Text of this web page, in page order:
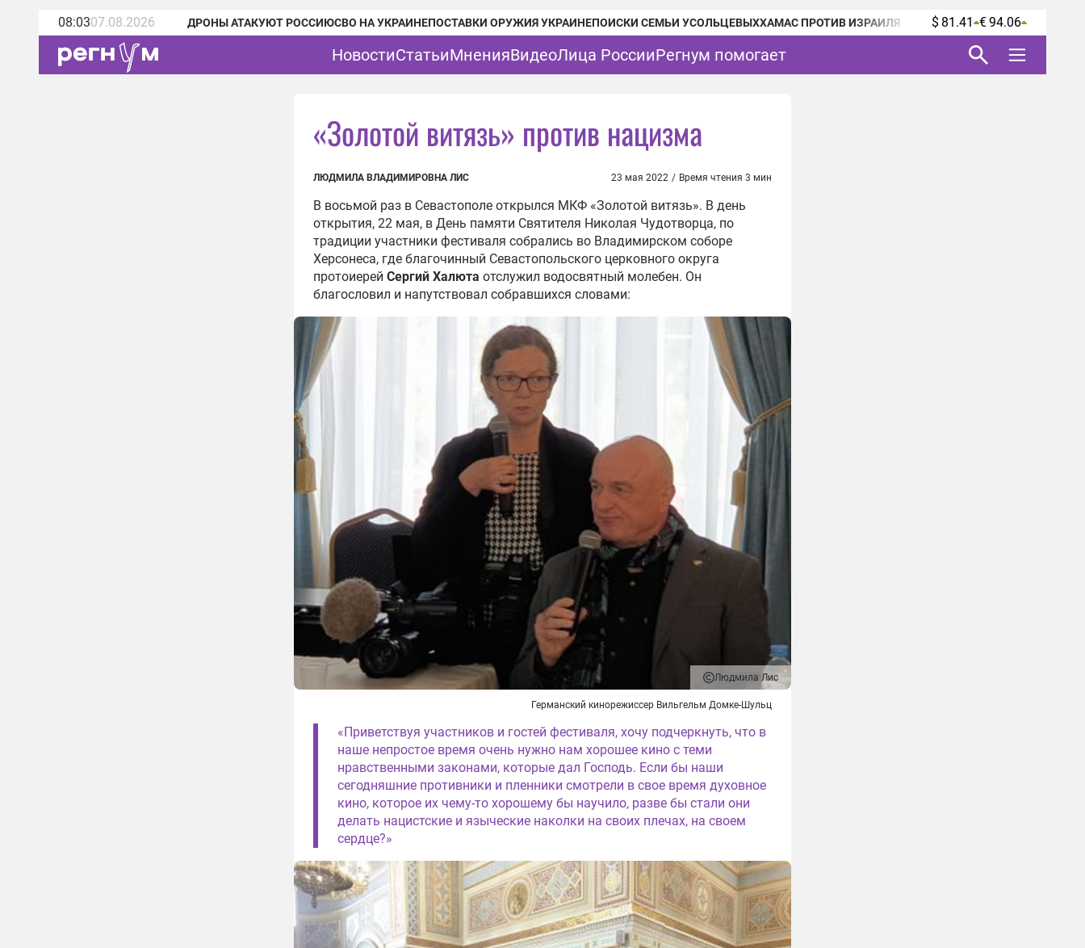
08:0307.08.2026 ДРОНЫ АТАКУЮТ РОССИЮСВО НА УКРАИНЕПОСТАВКИ ОРУЖИЯ УКРАИНЕПОИСКИ СЕМЬИ УСОЛЬЦЕВЫХХАМАС ПРОТИВ ИЗРАИЛЯ $ 81.41 € 94.06
НовостиСтатьиМненияВидеоЛица РоссииРегнум помогает
«Золотой витязь» против нацизма
ЛЮДМИЛА ВЛАДИМИРОВНА ЛИС 23 мая 2022 / Время чтения 3 мин
В восьмой раз в Севастополе открылся МКФ «Золотой витязь». В день
открытия, 22 мая, в День памяти Святителя Николая Чудотворца, по
традиции участники фестиваля собрались во Владимирском соборе
Херсонеса, где благочинный Севастопольского церковного округа
протоиерей Сергий Халюта отслужил водосвятный молебен. Он
благословил и напутствовал собравшихся словами:
Людмила Лис
Германский кинорежиссер Вильгельм Домке-Шульц
«Приветствуя участников и гостей фестиваля, хочу подчеркнуть, что в
наше непростое время очень нужно нам хорошее кино с теми
нравственными законами, которые дал Господь. Если бы наши
сегодняшние противники и пленники смотрели в свое время духовное
кино, которое их чему-то хорошему бы научило, разве бы стали они
делать нацистские и языческие наколки на своих плечах, на своем
сердце?»